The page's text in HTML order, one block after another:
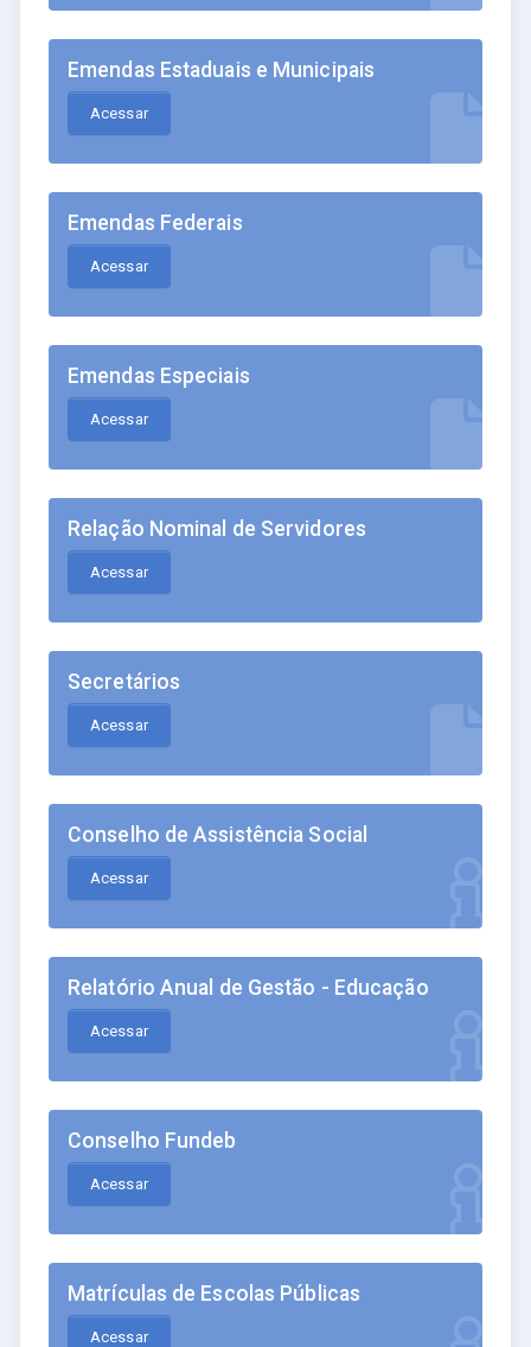
Emendas Estaduais e Municipais
Acessar
Emendas Federais
Acessar
Emendas Especiais
Acessar
Relação Nominal de Servidores
Acessar
Secretários
Acessar
Conselho de Assistência Social
Acessar
Relatório Anual de Gestão - Educação
Acessar
Conselho Fundeb
Acessar
Matrículas de Escolas Públicas
Acessar